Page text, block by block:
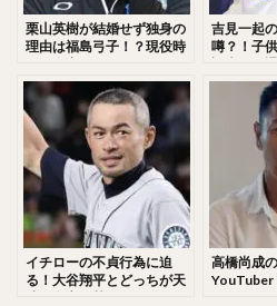
栗山英樹が結婚せず独身の
理由は福島弓子！？現役時
吉見一起
噂？！子
た千賀滉
絆に迫る！
イチローの不貞行為に迫
る！大谷翔平とどっちが天
高橋尚成
YouTuber
角中勝也（かくなかかつや）
新庄剛志（しんじょうつよし）
中井大介（なかいだいすけ）
小深田大翔（こぶかたひろと）
佐々木千隼（ささきちはや）
小林誠司（こばやしせいじ）
清水隆行（しみずたかゆき）
岸潤一郎（きしじゅんいちろう）
伏見寅威（ふしみとらい）